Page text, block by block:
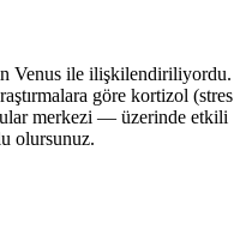
Venus ile ilişkilendiriliyordu.
göre kortizol (stres
merkezi — üzerinde etkili
olursunuz.